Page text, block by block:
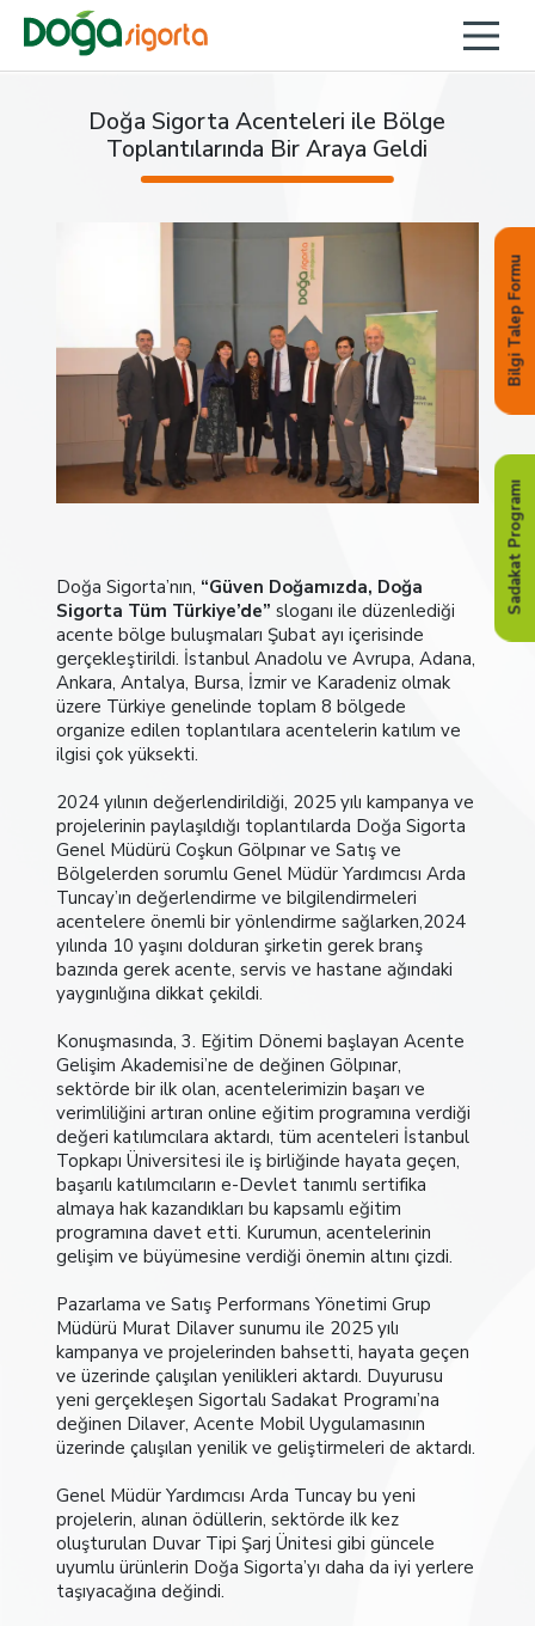
Doğa Sigorta Acenteleri ile Bölge
Toplantılarında Bir Araya Geldi
Doğa Sigorta’nın, “Güven Doğamızda, Doğa
Sigorta Tüm Türkiye’de” sloganı ile düzenlediği
acente bölge buluşmaları Şubat ayı içerisinde
gerçekleştirildi. İstanbul Anadolu ve Avrupa, Adana,
Ankara, Antalya, Bursa, İzmir ve Karadeniz olmak
üzere Türkiye genelinde toplam 8 bölgede
organize edilen toplantılara acentelerin katılım ve
ilgisi çok yüksekti.
2024 yılının değerlendirildiği, 2025 yılı kampanya ve
projelerinin paylaşıldığı toplantılarda Doğa Sigorta
Genel Müdürü Coşkun Gölpınar ve Satış ve
Bölgelerden sorumlu Genel Müdür Yardımcısı Arda
Tuncay’ın değerlendirme ve bilgilendirmeleri
acentelere önemli bir yönlendirme sağlarken,2024
yılında 10 yaşını dolduran şirketin gerek branş
bazında gerek acente, servis ve hastane ağındaki
yaygınlığına dikkat çekildi.
Konuşmasında, 3. Eğitim Dönemi başlayan Acente
Gelişim Akademisi’ne de değinen Gölpınar,
sektörde bir ilk olan, acentelerimizin başarı ve
verimliliğini artıran online eğitim programına verdiği
değeri katılımcılara aktardı, tüm acenteleri İstanbul
Topkapı Üniversitesi ile iş birliğinde hayata geçen,
başarılı katılımcıların e-Devlet tanımlı sertifika
almaya hak kazandıkları bu kapsamlı eğitim
programına davet etti. Kurumun, acentelerinin
gelişim ve büyümesine verdiği önemin altını çizdi.
Pazarlama ve Satış Performans Yönetimi Grup
Müdürü Murat Dilaver sunumu ile 2025 yılı
kampanya ve projelerinden bahsetti, hayata geçen
ve üzerinde çalışılan yenilikleri aktardı. Duyurusu
yeni gerçekleşen Sigortalı Sadakat Programı’na
değinen Dilaver, Acente Mobil Uygulamasının
üzerinde çalışılan yenilik ve geliştirmeleri de aktardı.
Genel Müdür Yardımcısı Arda Tuncay bu yeni
projelerin, alınan ödüllerin, sektörde ilk kez
oluşturulan Duvar Tipi Şarj Ünitesi gibi güncele
uyumlu ürünlerin Doğa Sigorta’yı daha da iyi yerlere
taşıyacağına değindi.
Bilgi Talep Formu
Sadakat Programı